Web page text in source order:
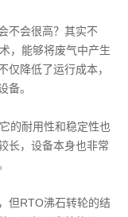
不会很高？其实不
，能够将废气中产生
仅降低了运行成本，
备。
的耐用性和稳定性也
长，设备本身也非常
但RTO沸石转轮的结